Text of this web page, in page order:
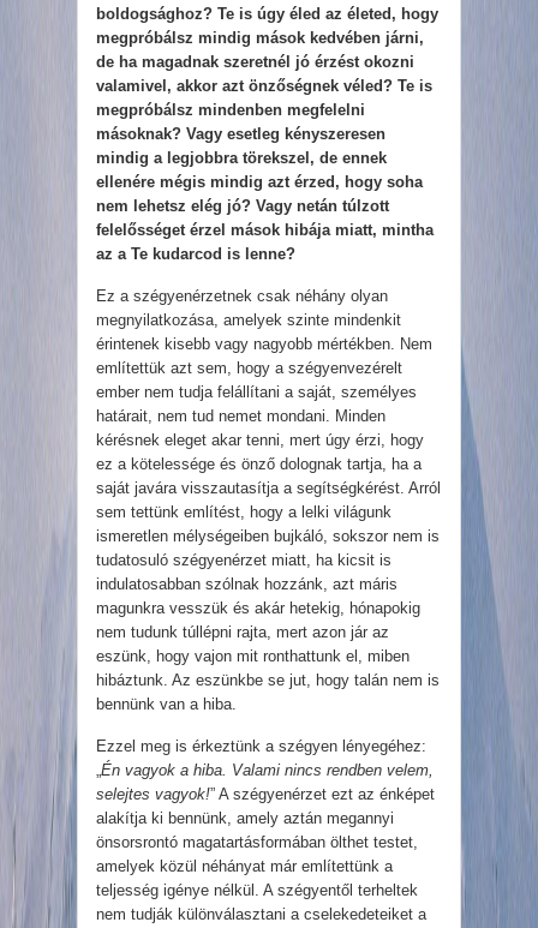
boldogsághoz? Te is úgy éled az életed, hogy
megpróbálsz mindig mások kedvében járni,
de ha magadnak szeretnél jó érzést okozni
valamivel, akkor azt önzőségnek véled? Te is
megpróbálsz mindenben megfelelni
másoknak? Vagy esetleg kényszeresen
mindig a legjobbra törekszel, de ennek
ellenére mégis mindig azt érzed, hogy soha
nem lehetsz elég jó? Vagy netán túlzott
felelősséget érzel mások hibája miatt, mintha
az a Te kudarcod is lenne?
Ez a szégyenérzetnek csak néhány olyan
megnyilatkozása, amelyek szinte mindenkit
érintenek kisebb vagy nagyobb mértékben. Nem
említettük azt sem, hogy a szégyenvezérelt
ember nem tudja felállítani a saját, személyes
határait, nem tud nemet mondani. Minden
kérésnek eleget akar tenni, mert úgy érzi, hogy
ez a kötelessége és önző dolognak tartja, ha a
saját javára visszautasítja a segítségkérést. Arról
sem tettünk említést, hogy a lelki világunk
ismeretlen mélységeiben bujkáló, sokszor nem is
tudatosuló szégyenérzet miatt, ha kicsit is
indulatosabban szólnak hozzánk, azt máris
magunkra vesszük és akár hetekig, hónapokig
nem tudunk túllépni rajta, mert azon jár az
eszünk, hogy vajon mit ronthattunk el, miben
hibáztunk. Az eszünkbe se jut, hogy talán nem is
bennünk van a hiba.
Ezzel meg is érkeztünk a szégyen lényegéhez:
„Én vagyok a hiba. Valami nincs rendben velem,
selejtes vagyok!” A szégyenérzet ezt az énképet
alakítja ki bennünk, amely aztán megannyi
önsorsrontó magatartásformában ölthet testet,
amelyek közül néhányat már említettünk a
teljesség igénye nélkül. A szégyentől terheltek
nem tudják különválasztani a cselekedeteiket a